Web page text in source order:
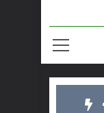
ราชการประจำปี